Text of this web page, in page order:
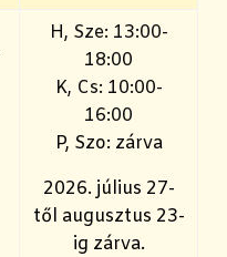
H, Sze: 13:00-
18:00
K, Cs: 10:00-
16:00
P, Szo: zárva
2026. július 27-
től augusztus 23-
ig zárva.